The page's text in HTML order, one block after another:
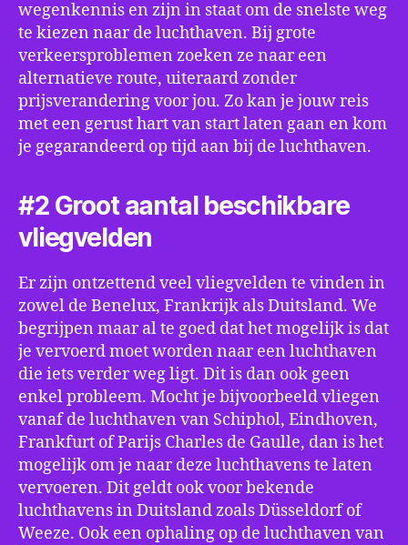
wegenkennis en zijn in staat om de snelste weg
te kiezen naar de luchthaven. Bij grote
verkeersproblemen zoeken ze naar een
alternatieve route, uiteraard zonder
prijsverandering voor jou. Zo kan je jouw reis
met een gerust hart van start laten gaan en kom
je gegarandeerd op tijd aan bij de luchthaven.
#2 Groot aantal beschikbare
vliegvelden
Er zijn ontzettend veel vliegvelden te vinden in
zowel de Benelux, Frankrijk als Duitsland. We
begrijpen maar al te goed dat het mogelijk is dat
je vervoerd moet worden naar een luchthaven
die iets verder weg ligt. Dit is dan ook geen
enkel probleem. Mocht je bijvoorbeeld vliegen
vanaf de luchthaven van Schiphol, Eindhoven,
Frankfurt of Parijs Charles de Gaulle, dan is het
mogelijk om je naar deze luchthavens te laten
vervoeren. Dit geldt ook voor bekende
luchthavens in Duitsland zoals Düsseldorf of
Weeze. Ook een ophaling op de luchthaven van